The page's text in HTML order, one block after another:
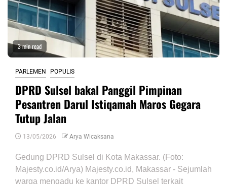
3 min read
PARLEMEN POPULIS
DPRD Sulsel bakal Panggil Pimpinan
Pesantren Darul Istiqamah Maros Gegara
Tutup Jalan
13/05/2026 Arya Wicaksana
Gedung DPRD Sulsel di Kota Makassar. (Foto:
Majesty.co.id/Arya) Majesty.co.id, Makassar - Sejumlah
warga mengadu ke kantor DPRD Sulsel terkait